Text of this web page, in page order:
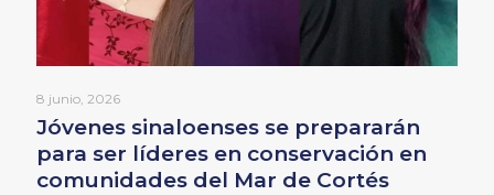
8 junio, 2026
Jóvenes sinaloenses se prepararán
para ser líderes en conservación en
comunidades del Mar de Cortés